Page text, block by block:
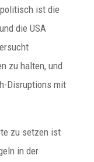
ist die
die USA
zu halten, und
Disruptions mit
zu setzen ist
in der